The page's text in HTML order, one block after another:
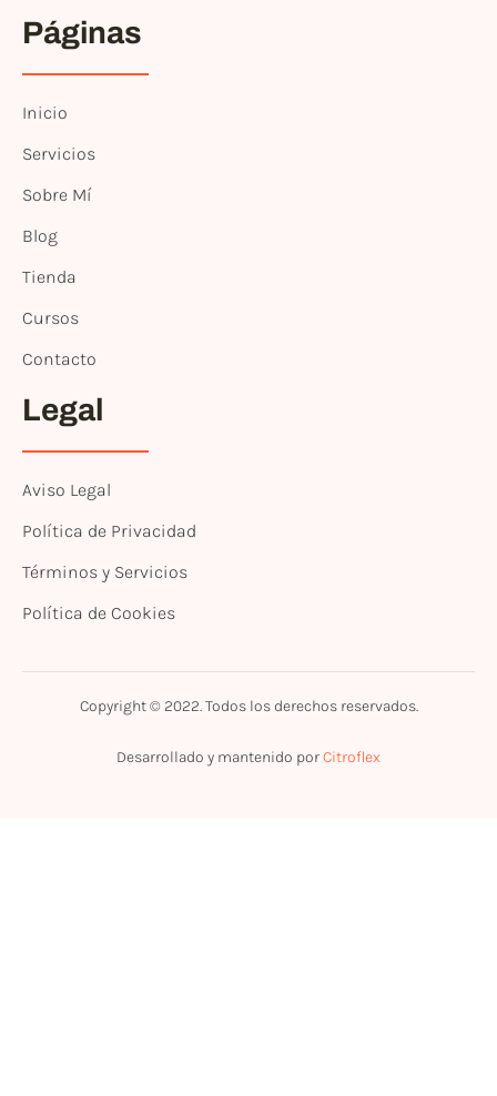
Páginas
Inicio
Servicios
Sobre Mí
Blog
Tienda
Cursos
Contacto
Legal
Aviso Legal
Política de Privacidad
Términos y Servicios
Política de Cookies
Copyright © 2022. Todos los derechos reservados.
Desarrollado y mantenido porCitroflex